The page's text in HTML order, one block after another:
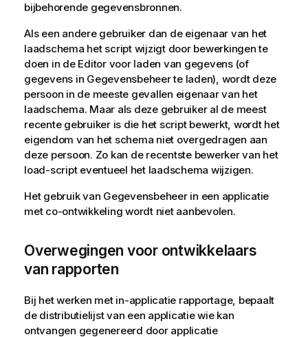
bijbehorende gegevensbronnen.
Als een andere gebruiker dan de eigenaar van het
laadschema het script wijzigt door bewerkingen te
doen in de Editor voor laden van gegevens(of
gegevens in Gegevensbeheerte laden), wordt deze
persoon in de meeste gevallen eigenaar van het
laadschema. Maar als deze gebruiker al de meest
recente gebruiker is die het script bewerkt, wordt het
eigendom van het schema niet overgedragen aan
deze persoon. Zo kan de recentste bewerker van het
load-script eventueel het laadschema wijzigen.
Het gebruik van Gegevensbeheerin een applicatie
met co-ontwikkeling wordt niet aanbevolen.
Overwegingen voor ontwikkelaars
van rapporten
Bij het werken met in-applicatie rapportage, bepaalt
de distributielijstvan een applicatie wie kan
ontvangen gegenereerd door applicatie